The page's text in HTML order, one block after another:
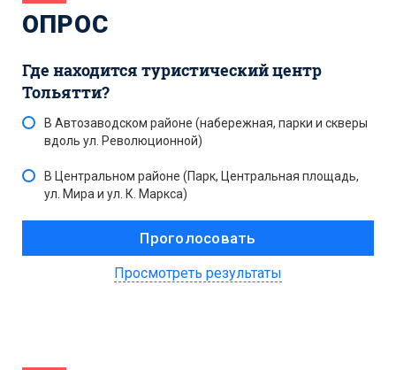
ОПРОС
Где находится туристический центр
Тольятти?
В Автозаводском районе (набережная, парки и скверы
вдоль ул. Революционной)
В Центральном районе (Парк, Центральная площадь,
ул. Мира и ул. К. Маркса)
Просмотреть результаты